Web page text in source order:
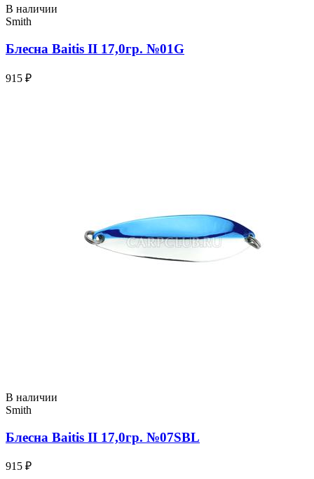
В наличии
Smith
Блесна Baitis II 17,0гр. №01G
915 ₽
В наличии
Smith
Блесна Baitis II 17,0гр. №07SBL
915 ₽